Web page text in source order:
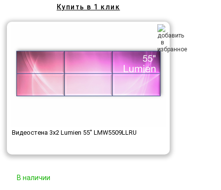
Купить в 1 клик
Видеостена 3x2 Lumien 55" LMW5509LLRU
В наличии